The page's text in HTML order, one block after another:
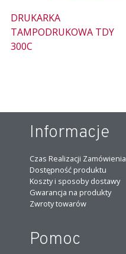
DRUKARKA
TAMPODRUKOWA TDY
300C
Informacje
Czas Realizacji Zamówienia
Dostępność produktu
Koszty i sposoby dostawy
Gwarancja na produkty
Zwroty towarów
Pomoc